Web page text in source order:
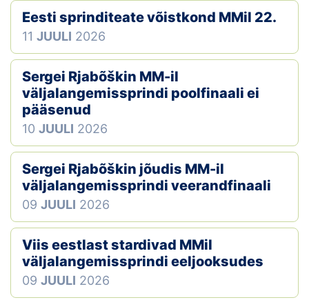
Eesti sprinditeate võistkond MMil 22.
11 JUULI 2026
Sergei Rjabõškin MM-il
väljalangemissprindi poolfinaali ei
pääsenud
10 JUULI 2026
Sergei Rjabõškin jõudis MM-il
väljalangemissprindi veerandfinaali
09 JUULI 2026
Viis eestlast stardivad MMil
väljalangemissprindi eeljooksudes
09 JUULI 2026